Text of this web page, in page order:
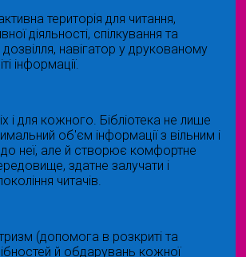
територія для читання,
діяльності, спілкування та
дозвілля, навігатор у друкованому
інформації.
і для кожного. Бібліотека не лише
об'єм інформації з вільним і
неї, але й створює комфортне
здатне залучати і
читачів.
(допомога в розкриті та
й обдарувань кожної